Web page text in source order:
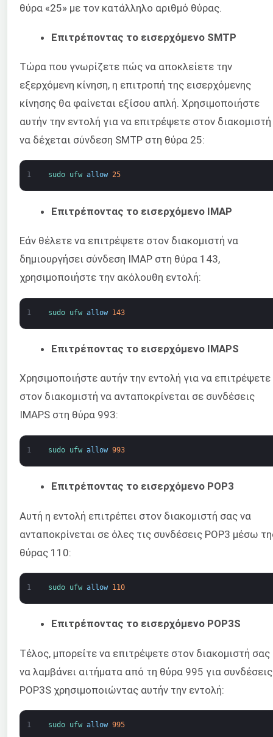
θύρα «25» με τον κατάλληλο αριθμό θύρας.
Επιτρέποντας το εισερχόμενο SMTP
Τώρα που γνωρίζετε πώς να αποκλείετε την
εξερχόμενη κίνηση, η επιτροπή της εισερχόμενης
κίνησης θα φαίνεται εξίσου απλή. Χρησιμοποιήστε
αυτήν την εντολή για να επιτρέψετε στον διακομιστή
να δέχεται σύνδεση SMTP στη θύρα 25:
1 sudo ufw allow 25
Επιτρέποντας το εισερχόμενο IMAP
Εάν θέλετε να επιτρέψετε στον διακομιστή να
δημιουργήσει σύνδεση IMAP στη θύρα 143,
χρησιμοποιήστε την ακόλουθη εντολή:
1 sudo ufw allow 143
Επιτρέποντας το εισερχόμενο IMAPS
Χρησιμοποιήστε αυτήν την εντολή για να επιτρέψετε
στον διακομιστή να ανταποκρίνεται σε συνδέσεις
IMAPS στη θύρα 993:
1 sudo ufw allow 993
Επιτρέποντας το εισερχόμενο POP3
Αυτή η εντολή επιτρέπει στον διακομιστή σας να
ανταποκρίνεται σε όλες τις συνδέσεις POP3 μέσω
θύρας 110:
1 sudo ufw allow 110
Επιτρέποντας το εισερχόμενο POP3S
Τέλος, μπορείτε να επιτρέψετε στον διακομιστή σας
να λαμβάνει αιτήματα από τη θύρα 995 για συνδέσεις
POP3S χρησιμοποιώντας αυτήν την εντολή:
1 sudo ufw allow 995